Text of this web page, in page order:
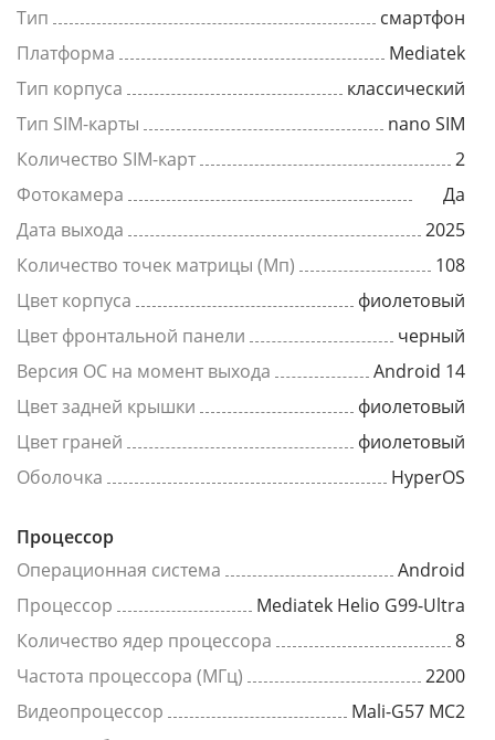
Тип
смартфон
Платформа
Mediatek
Тип корпуса
классический
Тип SIM-карты
nano SIM
Количество SIM-карт
2
Фотокамера
Да
Дата выхода
2025
Количество точек матрицы (Мп)
108
Цвет корпуса
фиолетовый
Цвет фронтальной панели
черный
Версия ОС на момент выхода
Android 14
Цвет задней крышки
фиолетовый
Цвет граней
фиолетовый
Оболочка
HyperOS
Процессор
Операционная система
Android
Процессор
Mediatek Helio G99-Ultra
Количество ядер процессора
8
Частота процессора (МГц)
2200
Видеопроцессор
Mali-G57 MC2